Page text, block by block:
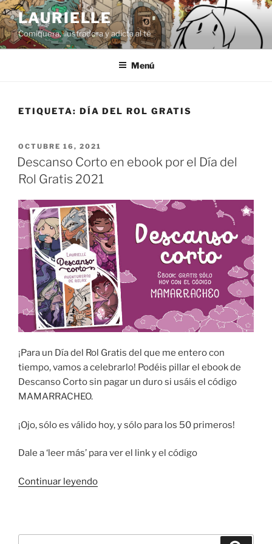
Saltar
al
contenido
LAURIELLE
Comiquera, ilustradora y adicta al té
Menú
ETIQUETA: DÍA DEL ROL GRATIS
PUBLICADO
EL
OCTUBRE 16, 2021
Descanso Corto en ebook por el Día del
Rol Gratis 2021
¡Para un Día del Rol Gratis del que me entero con
tiempo, vamos a celebrarlo! Podéis pillar el ebook de
Descanso Corto sin pagar un duro si usáis el código
MAMARRACHEO.
¡Ojo, sólo es válido hoy, y sólo para los 50 primeros!
Dale a ‘leer más’ para ver el link y el código
Continuar leyendo«Descanso